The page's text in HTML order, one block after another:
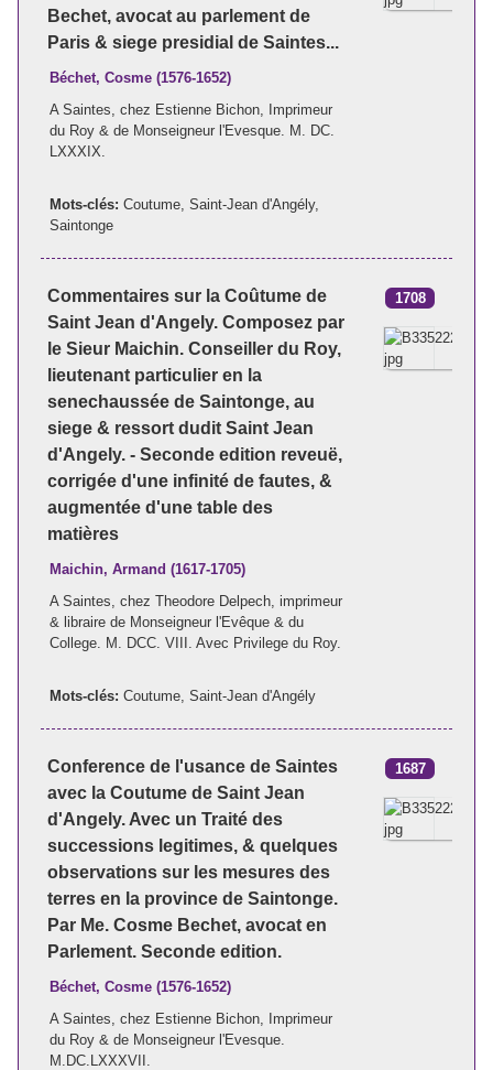
Bechet, avocat au parlement de
Paris & siege presidial de Saintes...
Béchet, Cosme (1576-1652)
A Saintes, chez Estienne Bichon, Imprimeur
du Roy & de Monseigneur l'Evesque. M. DC.
LXXXIX.
Mots-clés: Coutume, Saint-Jean d'Angély,
Saintonge
Commentaires sur la Coûtume de
Saint Jean d'Angely. Composez par
le Sieur Maichin. Conseiller du Roy,
lieutenant particulier en la
senechaussée de Saintonge, au
siege & ressort dudit Saint Jean
d'Angely. - Seconde edition reveuë,
corrigée d'une infinité de fautes, &
augmentée d'une table des
matières
1708
Maichin, Armand (1617-1705)
A Saintes, chez Theodore Delpech, imprimeur
& libraire de Monseigneur l'Evêque & du
College. M. DCC. VIII. Avec Privilege du Roy.
Mots-clés: Coutume, Saint-Jean d'Angély
Conference de l'usance de Saintes
avec la Coutume de Saint Jean
d'Angely. Avec un Traité des
successions legitimes, & quelques
observations sur les mesures des
terres en la province de Saintonge.
Par Me. Cosme Bechet, avocat en
Parlement. Seconde edition.
1687
Béchet, Cosme (1576-1652)
A Saintes, chez Estienne Bichon, Imprimeur
du Roy & de Monseigneur l'Evesque.
M.DC.LXXXVII.